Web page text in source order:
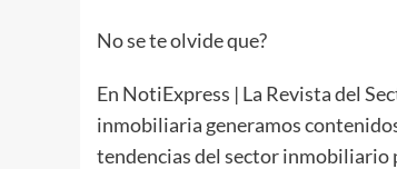
No se te olvide que?
En NotiExpress | La Revista del
inmobiliaria generamos
tendencias del sector inmobiliario